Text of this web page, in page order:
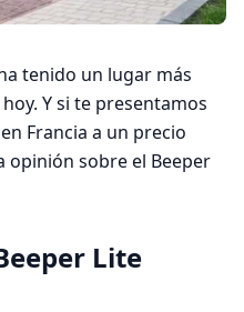
tenido un lugar más
Y si te presentamos
Francia a un precio
opinión sobre el Beeper
Lite